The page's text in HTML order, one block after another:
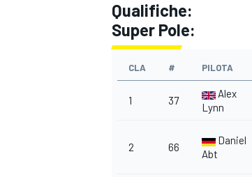
MONOMARCA
Qualifiche:
Super Pole:
CLA # PILOTA
1 37
Alex
Lynn
2 66
Daniel
Abt